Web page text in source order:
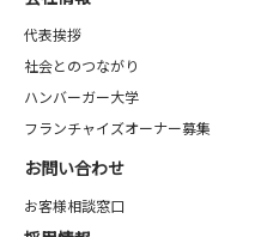
代表挨拶
社会とのつながり
ハンバーガー大学
フランチャイズオーナー募集
お問い合わせ
お客様相談窓口